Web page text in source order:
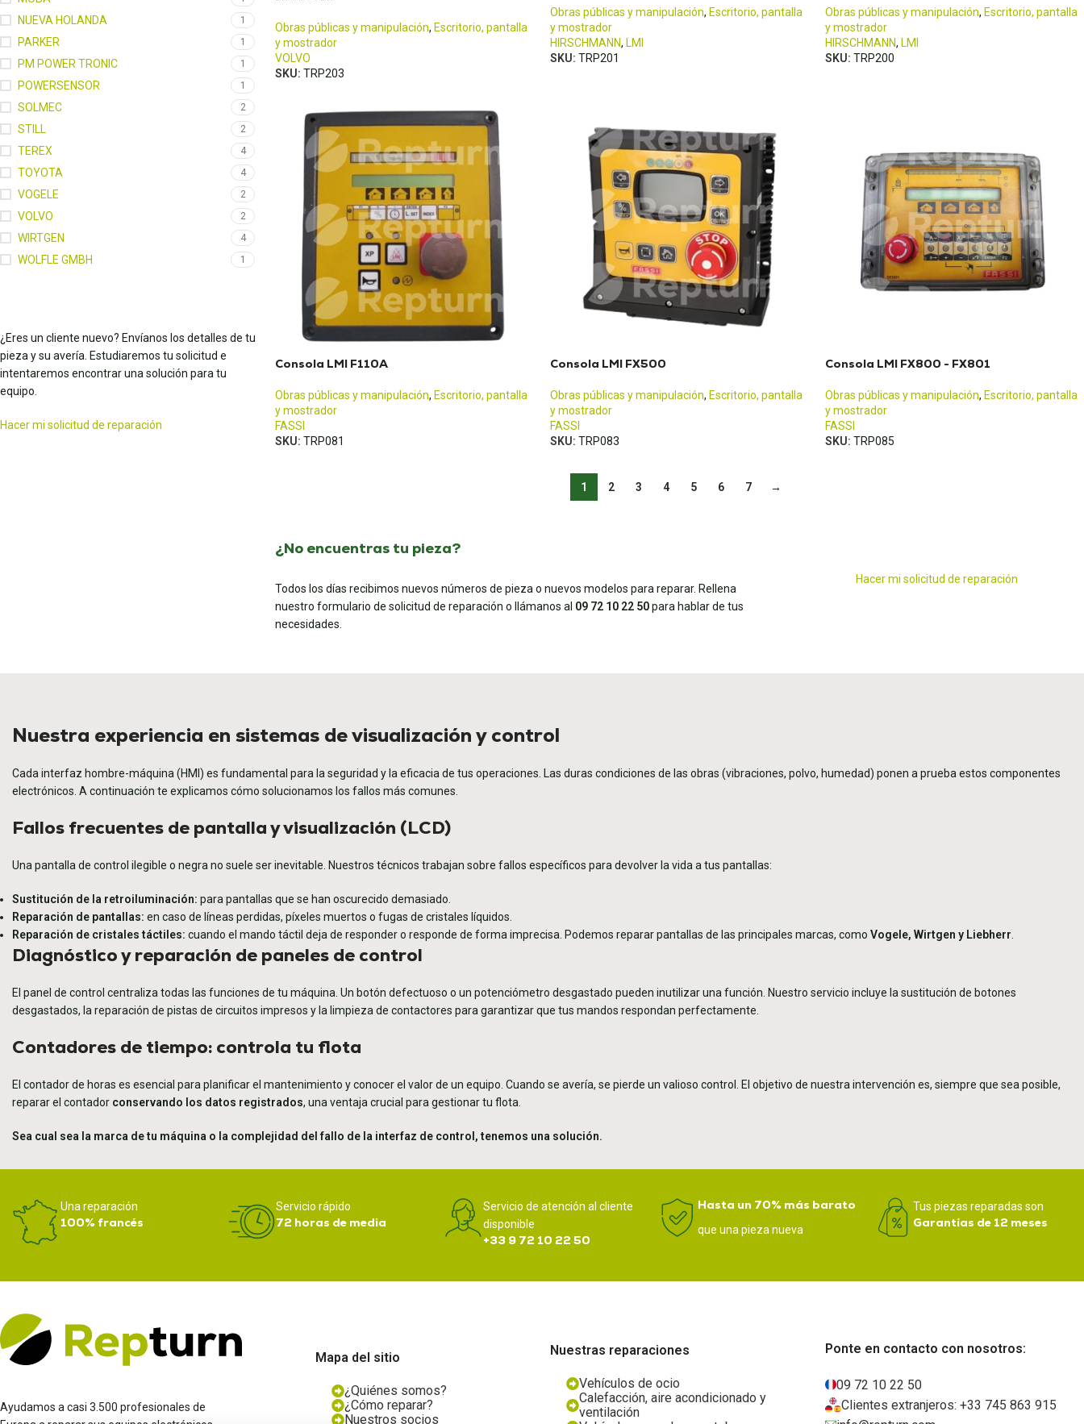
NUEVA HOLANDA 1
PARKER 1
PM POWER TRONIC 1
POWERSENSOR 1
SOLMEC 2
STILL 2
TEREX 4
TOYOTA 4
VOGELE 2
VOLVO 2
WIRTGEN 4
WOLFLE GMBH 1
¿Eres un cliente nuevo? Envíanos los detalles de tu
pieza y su avería. Estudiaremos tu solicitud e
intentaremos encontrar una solución para tu
equipo.
Hacer mi solicitud de reparación
Obras públicas y manipulación, Escritorio, pantalla
y mostrador
VOLVO
SKU: TRP203
Obras públicas y manipulación, Escritorio, pantalla
y mostrador
HIRSCHMANN, LMI
SKU: TRP201
Obras públicas y manipulación, Escritorio, pantalla
y mostrador
HIRSCHMANN, LMI
SKU: TRP200
Consola LMI F110A
Obras públicas y manipulación, Escritorio, pantalla
y mostrador
FASSI
SKU: TRP081
Consola LMI FX500
Obras públicas y manipulación, Escritorio, pantalla
y mostrador
FASSI
SKU: TRP083
Consola LMI FX800 - FX801
Obras públicas y manipulación, Escritorio, pantalla
y mostrador
FASSI
SKU: TRP085
1 2 3 4 5 6 7 →
¿No encuentras tu pieza?
Todos los días recibimos nuevos números de pieza o nuevos modelos para reparar. Rellena
nuestro formulario de solicitud de reparación o llámanos al 09 72 10 22 50para hablar de tus
necesidades.
Hacer mi solicitud de reparación
Nuestra experiencia en sistemas de visualización y control
Cada interfaz hombre-máquina (HMI) es fundamental para la seguridad y la eficacia de tus operaciones. Las duras condiciones de las obras (vibraciones, polvo, humedad) ponen a prueba estos componentes
electrónicos. A continuación te explicamos cómo solucionamos los fallos más comunes.
Fallos frecuentes de pantalla y visualización (LCD)
Una pantalla de control ilegible o negra no suele ser inevitable. Nuestros técnicos trabajan sobre fallos específicos para devolver la vida a tus pantallas:
Sustitución de la retroiluminación: para pantallas que se han oscurecido demasiado.
Reparación de pantallas: en caso de líneas perdidas, píxeles muertos o fugas de cristales líquidos.
Reparación de cristales táctiles: cuando el mando táctil deja de responder o responde de forma imprecisa. Podemos reparar pantallas de las principales marcas, como Vogele, Wirtgen y Liebherr
Diagnóstico y reparación de paneles de control
El panel de control centraliza todas las funciones de tu máquina. Un botón defectuoso o un potenciómetro desgastado pueden inutilizar una función. Nuestro servicio incluye la sustitución de botones
desgastados, la reparación de pistas de circuitos impresos y la limpieza de contactores para garantizar que tus mandos respondan perfectamente.
Contadores de tiempo: controla tu flota
El contador de horas es esencial para planificar el mantenimiento y conocer el valor de un equipo. Cuando se avería, se pierde un valioso control. El objetivo de nuestra intervención es, siempre que sea posible,
reparar el contador conservando los datos registrados, una ventaja crucial para gestionar tu flota.
Sea cual sea la marca de tu máquina o la complejidad del fallo de la interfaz de control, tenemos una solución.
Una reparación
100% francés
Servicio rápido
72 horas de media
Servicio de atención al cliente
disponible
+33 9 72 10 22 50
Hasta un 70% más barato
que una pieza nueva
Tus piezas reparadas son
Garantías de 12 meses
Ayudamos a casi 3.500 profesionales de
Mapa del sitio
¿Quiénes somos?
¿Cómo reparar?
Nuestros socios
Nuestras reparaciones
Vehículos de ocio
Calefacción, aire acondicionado y
ventilación
Ponte en contacto con nosotros:
09 72 10 22 50
Clientes extranjeros: +33 745 863 915